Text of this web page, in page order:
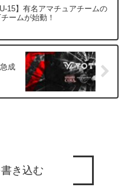
U-15】有名アマチュアチームの
ームが始動！
成
き込む